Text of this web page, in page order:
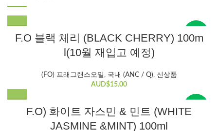
F.O 블랙 체리 (BLACK CHERRY) 100m
l(10월 재입고 예정)
(FO) 프래그랜스오일 , 국내 (ANC / Q), 신상품
AUD$15.00
F.O) 화이트 자스민 & 민트 (WHITE
JASMINE &MINT) 100ml